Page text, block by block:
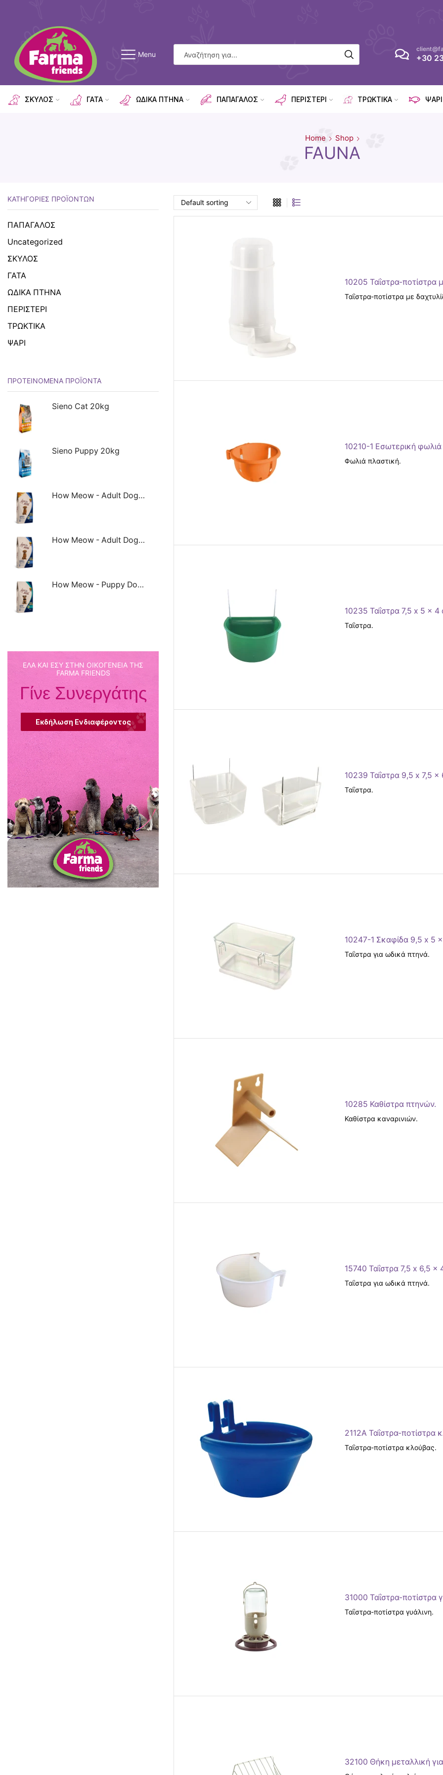
Menu +30
ΣΚΥΛΟΣ ΓΑΤΑ ΩΔΙΚΑ ΠΤΗΝΑ ΠΑΠΑΓΑΛΟΣ ΠΕΡΙΣΤΕΡΙ ΤΡΩΚΤΙΚΑ ΨΑΡΙ
Home Shop
FAUNA
10205 Ταΐστρα-ποτίστρα
Ταΐστρα-ποτίστρα με
10210-1 Εσωτερική
Φωλιά πλαστική.
10235 Ταΐστρα 7,5 x 5 x 4
Ταΐστρα.
10239 Ταΐστρα 9,5 x 7,5 x
Ταΐστρα.
10247-1 Σκαφίδα 9,5 x 5
Ταΐστρα για ωδικά πτηνά.
10285 Καθίστρα πτηνών.
Καθίστρα καναρινιών.
15740 Ταΐστρα 7,5 x 6,5 x
Ταΐστρα για ωδικά πτηνά.
2112Α Ταΐστρα-ποτίστρα
Ταΐστρα-ποτίστρα κλούβας.
31000 Ταΐστρα-ποτίστρα
Ταΐστρα-ποτίστρα γυάλινη.
32100 Θήκη μεταλλική
ΚΑΤΗΓΟΡΊΕΣ ΠΡΟΪΌΝΤΩΝ
ΠΑΠΑΓΑΛΟΣ
Uncategorized
ΣΚΥΛΟΣ
ΓΑΤΑ
ΩΔΙΚΑ ΠΤΗΝΑ
ΠΕΡΙΣΤΕΡΙ
ΤΡΩΚΤΙΚΑ
ΨΑΡΙ
ΠΡΟΤΕΙΝΌΜΕΝΑ ΠΡΟΪΌΝΤΑ
Sieno Cat 20kg
Sieno Puppy 20kg
How Meow - Adult Dog Small Breed Lamb & Rice 8kg
How Meow - Adult Dog Small Breed Lamb & Rice 3kg
How Meow - Puppy Dog Small Breed Lamb & Rice 3kg
ΈΛΑ ΚΑΙ ΕΣΎ ΣΤΗΝ ΟΙΚΟΓΈΝΕΙΑ ΤΗΣ
FARMA FRIENDS
Γίνε Συνεργάτης
Εκδήλωση Ενδιαφέροντος